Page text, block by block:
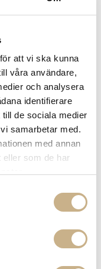
att vi ska kunna
våra användare,
och analysera
identifierare
de sociala medier
samarbetar med.
med annan
eller som de har
kr
I lager